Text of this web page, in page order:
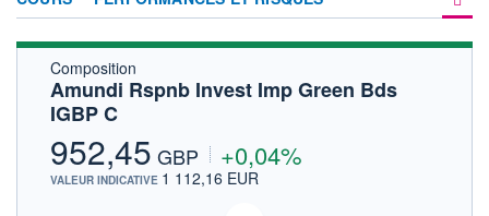
FORUM
HISTORIQUE
Composition
Amundi Rspnb Invest Imp Green Bds
IGBP C
952,45 GBP +0,04%
VALEUR INDICATIVE 1 112,16 EUR